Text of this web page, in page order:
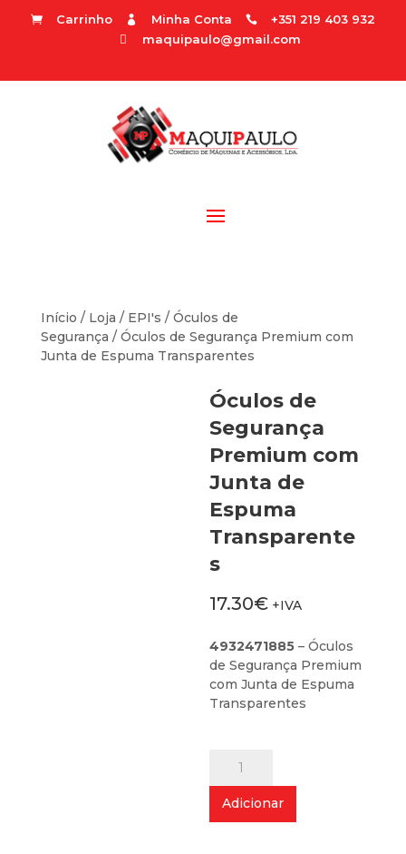
 Carrinho  Minha Conta  +351 219 403 932
 maquipaulo@gmail.com
Início / Loja / EPI's / Óculos de
Segurança / Óculos de Segurança Premium com
Junta de Espuma Transparentes
Óculos de
Segurança
Premium com
Junta de
Espuma
Transparente
s
17.30€ +IVA
4932471885 – Óculos
de Segurança Premium
com Junta de Espuma
Transparentes
Óculos
Adicionar